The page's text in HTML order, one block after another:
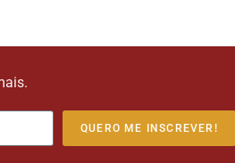
QUERO ME INSCREVER!